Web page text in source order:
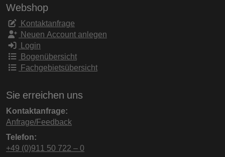
Webshop
Kontaktanfrage
Neuen Account anlegen
Login
Bogenübersicht
Fachgebietsübersicht
Sie erreichen uns
Kontaktanfrage:
Anfrage/Feedback
Telefon:
+49 (0)911 50 722 – 0